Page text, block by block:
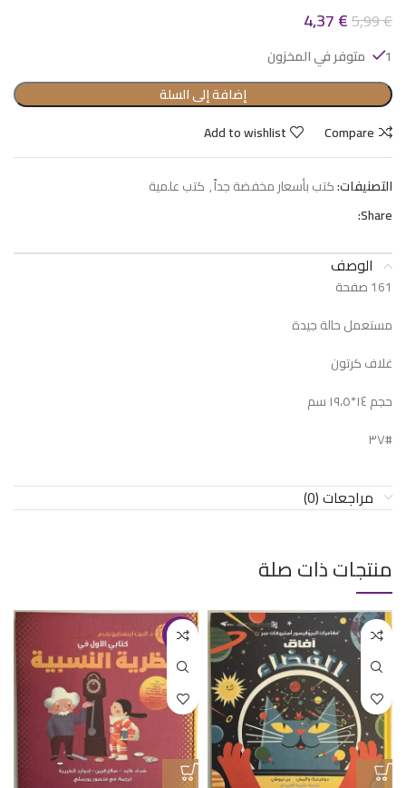
5,99€
4,37€
1 متوفر في المخزون
إضافة إلى السلة
Compare
Add to wishlist
التصنيفات:كتب بأسعار مخفضة جداً, كتب علمية
Share:
الوصف
161 صفحة
مستعمل حالة جيدة
غلاف كرتون
حجم ١٤*١٩،٥ سم
#٣٧
مراجعات (0)
منتجات ذات صلة
-13%